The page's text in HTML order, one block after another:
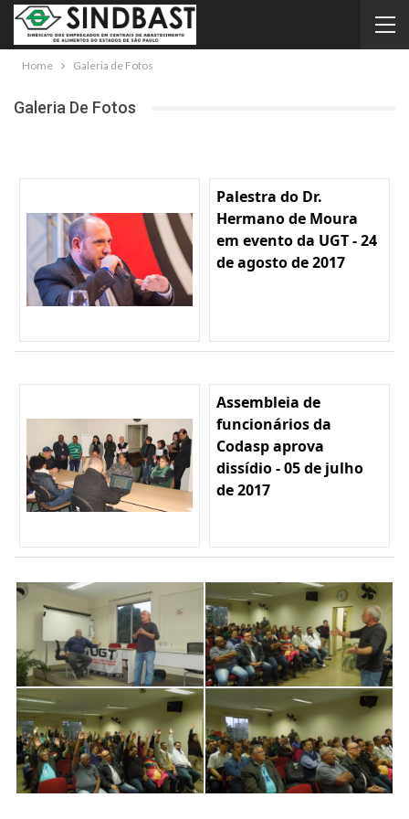
Home Galeria de Fotos
Galeria De Fotos
Palestra do Dr.
Hermano de Moura
em evento da UGT - 24
de agosto de 2017
Assembleia de
funcionários da
Codasp aprova
dissídio - 05 de julho
de 2017